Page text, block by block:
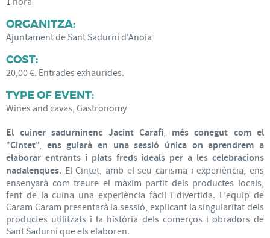
ORGANITZA:
Ajuntament de Sant Sadurní d'Anoia
COST:
20,00 €. Entrades exhaurides.
TYPE OF EVENT:
Wines and cavas, Gastronomy
El cuiner sadurninenc Jacint Carafi, més conegut com el
"Cintet", ens guiarà en una sessió única on aprendrem a
elaborar entrants i plats freds ideals per a les celebracions
nadalenques. El Cintet, amb el seu carisma i experiència, ens
ensenyarà com treure el màxim partit dels productes locals,
fent de la cuina una experiència fàcil i divertida. L’equip de
Caram Caram presentarà la sessió, explicant la singularitat dels
productes utilitzats i la història dels comerços i obradors de
Sant Sadurní que els elaboren.